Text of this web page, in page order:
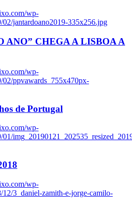
wp-
02/jantardoano2019-335x256.jpg
ANO” CHEGA A LISBOA A
wp-
02/ppvawards_755x470px-
de Portugal
wp-
01/
wp-
12/3_daniel-zamith-e-jorge-camilo-